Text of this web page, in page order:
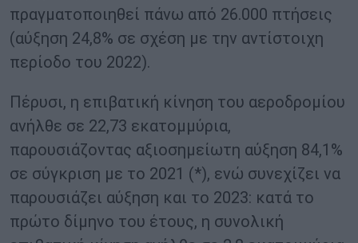
πραγματοποιηθεί πάνω από 26.000 πτήσεις
(αύξηση 24,8% σε σχέση με την αντίστοιχη
περίοδο του 2022).
Πέρυσι, η επιβατική κίνηση του αεροδρομίου
ανήλθε σε 22,73 εκατομμύρια,
παρουσιάζοντας αξιοσημείωτη αύξηση 84,1%
σε σύγκριση με το 2021 (*), ενώ συνεχίζει να
παρουσιάζει αύξηση και το 2023: κατά το
πρώτο δίμηνο του έτους, η συνολική